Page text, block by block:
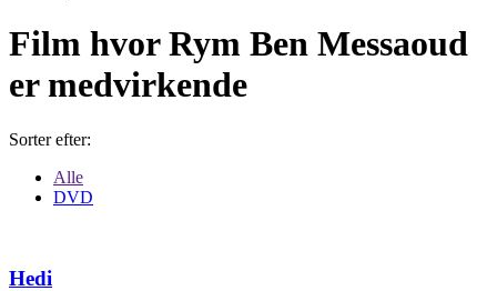
Film hvor Rym Ben Messaoud
er medvirkende
Sorter efter:
Alle
DVD
Hedi